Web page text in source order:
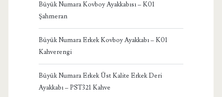
Büyük Numara Kovboy Ayakkabısı – K01
Şahmeran
Büyük Numara Erkek Kovboy Ayakkabı – K01
Kahverengi
Büyük Numara Erkek Üst Kalite Erkek Deri
Ayakkabı – PST321 Kahve